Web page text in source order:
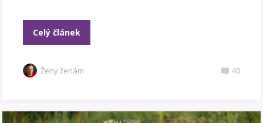
Celý článek
Ženy ženám 40